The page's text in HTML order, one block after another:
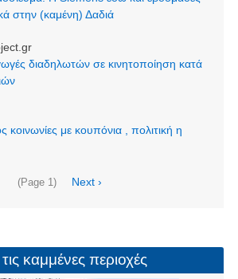
στην (καμένη) Δαδιά
διαδηλωτών σε κινητοποίηση κατά
με κουπόνια , πολιτική η
(Page 1)
Next
Next ›
καμμένες περιοχές